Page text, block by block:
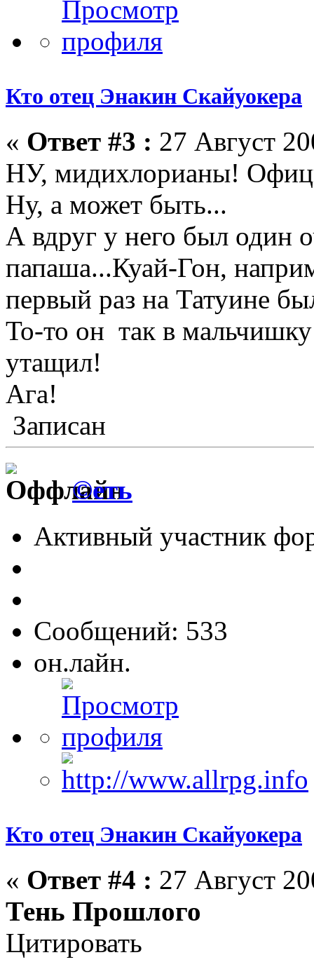
Кто отец Энакин Скайуокера
« Ответ #3 : 27 Август
НУ, мидихлорианы!
Ну, а может быть...
А вдруг у него был один
папаша...Куай-Гон,
первый раз на Татуине
То-то он так в
утащил!
Ага!
Записан
©еть
Активный участник
Сообщений: 533
он.лайн.
Кто отец Энакин Скайуокера
« Ответ #4 : 27 Август
Тень Прошлого
Цитировать